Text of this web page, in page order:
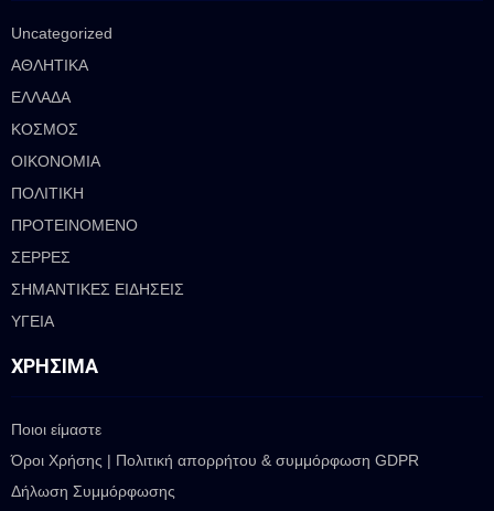
Uncategorized
ΑΘΛΗΤΙΚΑ
ΕΛΛΑΔΑ
ΚΟΣΜΟΣ
ΟΙΚΟΝΟΜΙΑ
ΠΟΛΙΤΙΚΗ
ΠΡΟΤΕΙΝΟΜΕΝΟ
ΣΕΡΡΕΣ
ΣΗΜΑΝΤΙΚΕΣ ΕΙΔΗΣΕΙΣ
ΥΓΕΙΑ
ΧΡΉΣΙΜΑ
Ποιοι είμαστε
Όροι Χρήσης | Πολιτική απορρήτου & συμμόρφωση GDPR
Δήλωση Συμμόρφωσης